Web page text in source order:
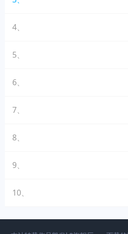
4、
5、
6、
7、
8、
9、
10、